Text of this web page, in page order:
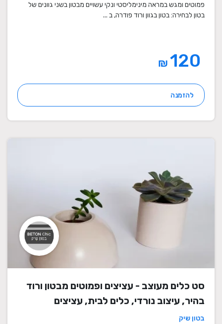
פמוטים ומגש במראה מינימליסטי ונקי עשויים מבטון בשני גוונים של
בטון לבחירה: בטון בגוון ורוד פודרה, ב ...
₪
להזמנה
סט כלים מעוצב - עציצים ופמוטים מבטון ורוד
בהיר, עיצוב נורדי, כלים לבית, עציצים
מעוצבים, עציצי בטון, פמוטים לשבת, עציצים
בטון שיק